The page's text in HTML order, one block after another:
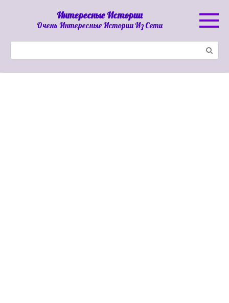
Интересные Истории
Очень Интересные Истории Из Сети